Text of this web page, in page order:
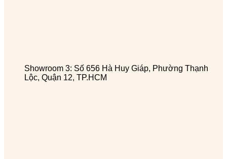
Showroom 3: Số 656 Hà Huy Giáp, Phường Thạnh
Lộc, Quận 12, TP.HCM